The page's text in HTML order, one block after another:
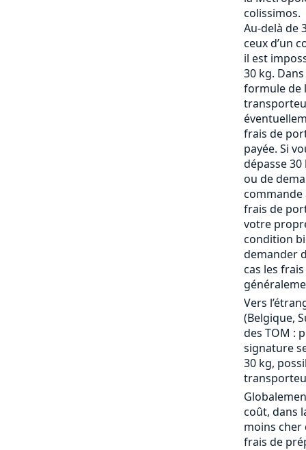
colissimos.
Au-delà de
ceux d’un
il est
30 kg.
formule de
frais de
payée. Si
dépasse
ou de
commande
frais de
votre
condition
demander
cas les
Vers
(Belgique,
des TOM :
signature
30 kg,
coût, dans
moins cher
frais de